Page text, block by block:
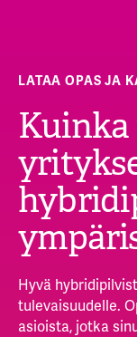
LATAA OPAS JA
Hyvä
tulevaisuudelle.
asioista, jotka